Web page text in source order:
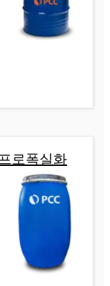
알킬렌 글리콜
코올, 에톡시
로폭실화